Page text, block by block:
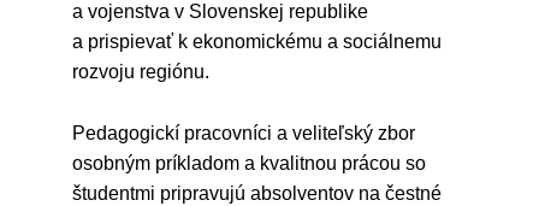
a vojenstva v Slovenskej republike
a prispievať k ekonomickému a sociálnemu
rozvoju regiónu.
Pedagogickí pracovníci a veliteľský zbor
osobným príkladom a kvalitnou prácou so
študentmi pripravujú absolventov na čestné